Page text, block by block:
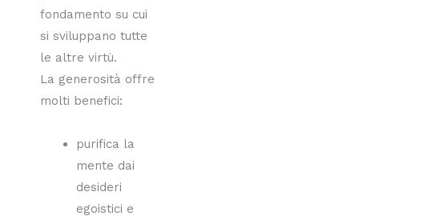
fondamento su cui
si sviluppano tutte
le altre virtù.
La generosità offre
molti benefici:
purifica la
mente dai
desideri
egoistici e